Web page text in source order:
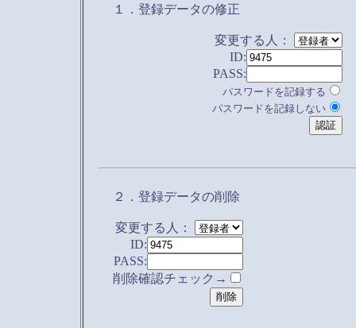
１．登録データの修正
変更する人：
ID:
PASS:
パスワードを記録する
パスワードを記録しない
２．登録データの削除
変更する人：
ID:
PASS:
削除確認チェック→